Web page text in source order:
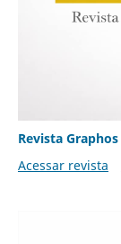
Revista Graphos
Acessar revista